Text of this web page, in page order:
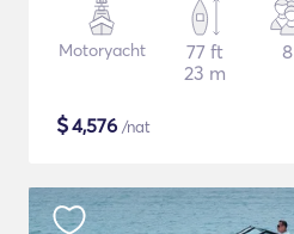
Motoryacht
77 ft
23 m
8
$4,576 /nat